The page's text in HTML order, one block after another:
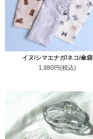
イヌ/シマエナガ/ネコ/傘袋
1,980円(税込)